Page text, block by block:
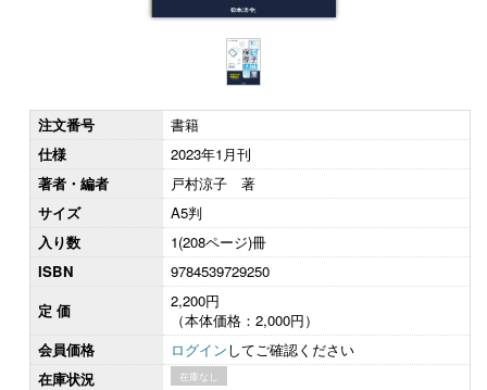
注文番号
書籍
仕様
2023年1月刊
著者・編者
戸村涼子 著
サイズ
A5判
入り数
1(208ページ)冊
ISBN
9784539729250
定 価
2,200円
（本体価格：2,000円）
会員価格
ログインしてご確認ください
在庫状況
在庫なし